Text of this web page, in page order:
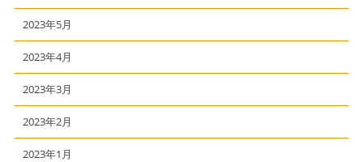
2023年5月
2023年4月
2023年3月
2023年2月
2023年1月